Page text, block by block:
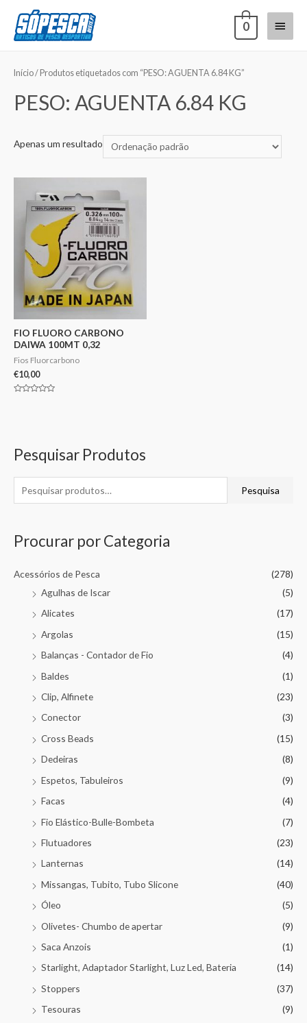
0
Pesquisar Produtos
Pesquisa
Procurar por Categoria
Acessórios de Pesca
(278)
Agulhas de Iscar
(5)
Alicates
(17)
Argolas
(15)
Balanças - Contador de Fio
(4)
Baldes
(1)
Clip, Alfinete
(23)
Conector
(3)
Cross Beads
(15)
Dedeiras
(8)
Espetos, Tabuleiros
(9)
Facas
(4)
Fio Elástico-Bulle-Bombeta
(7)
Flutuadores
(23)
Lanternas
(14)
Missangas, Tubito, Tubo Slicone
(40)
Óleo
(5)
Olivetes- Chumbo de apertar
(9)
Saca Anzois
(1)
Starlight, Adaptador Starlight, Luz Led, Bateria
(14)
Stoppers
(37)
Tesouras
(9)
Início/ Produtos etiquetados com “PESO: AGUENTA 6.84 KG”
PESO: AGUENTA 6.84 KG
Apenas um resultado
FIO FLUORO CARBONO
DAIWA 100MT 0,32
Fios Fluorcarbono
€10,00